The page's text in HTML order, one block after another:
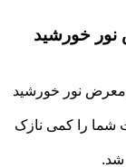
نور خورشید
معرض نور خورشید
شما را کمی نازک
شد.